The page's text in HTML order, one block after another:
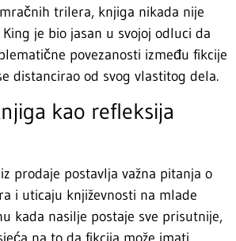
trilera, knjiga nikada nije
je bio jasan u svojoj odluci da
povezanosti između fikcije
distancirao od svog vlastitog dela.
kao refleksija
iz prodaje postavlja važna pitanja o
i uticaju književnosti na mlade
kada nasilje postaje sve prisutnije,